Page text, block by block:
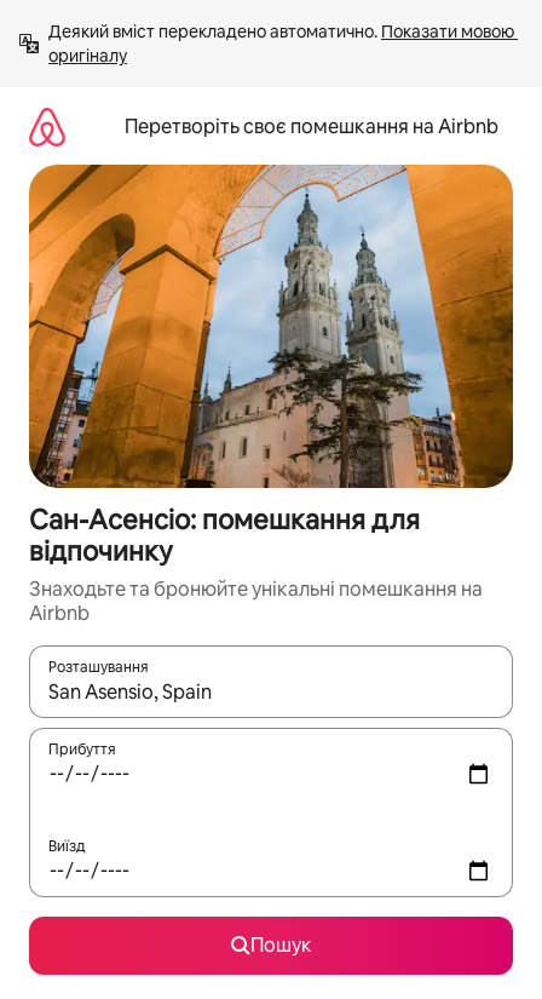
вмісту
Деякий вміст перекладено автоматично. Показати мовою
оригіналу
Перетворіть своє помешкання на Airbnb
Сан-Асенсіо: помешкання для
відпочинку
Знаходьте та бронюйте унікальні помешкання на
Airbnb
Розташування
Отримавши результати пошуку, використовуйте для
Прибуття
Виїзд
Пошук